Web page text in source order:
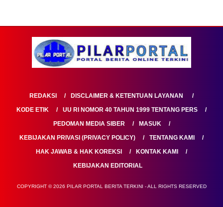
REDAKSI
DISCLAIMER & KETENTUAN LAYANAN
KODE ETIK
UU RI NOMOR 40 TAHUN 1999 TENTANG PERS
PEDOMAN MEDIA SIBER
MASUK
KEBIJAKAN PRIVASI (PRIVACY POLICY)
TENTANG KAMI
HAK JAWAB & HAK KOREKSI
KONTAK KAMI
KEBIJAKAN EDITORIAL
COPYRIGHT © 2026 PILAR PORTAL BERITA TERKINI - ALL RIGHTS RESERVED